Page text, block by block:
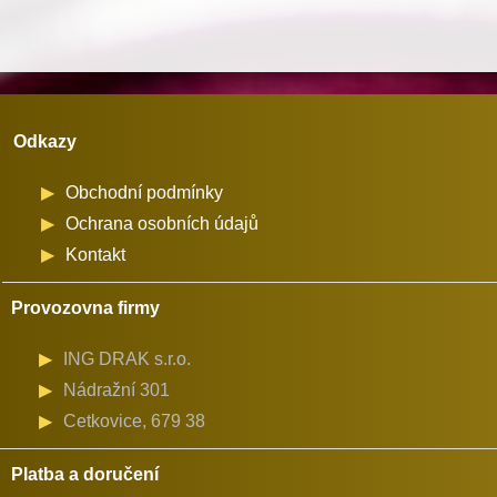
Odkazy
Obchodní podmínky
Ochrana osobních údajů
Kontakt
Provozovna firmy
ING DRAK s.r.o.
Nádražní 301
Cetkovice, 679 38
Platba a doručení